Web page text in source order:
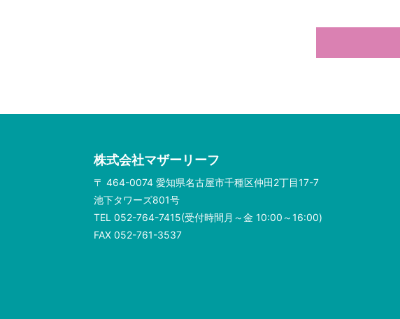
株式会社マザーリーフ
〒 464-0074 愛知県名古屋市千種区仲田2丁目17-7
池下タワーズ801号
TEL 052-764-7415(受付時間月～金 10:00～16:00)
FAX 052-761-3537